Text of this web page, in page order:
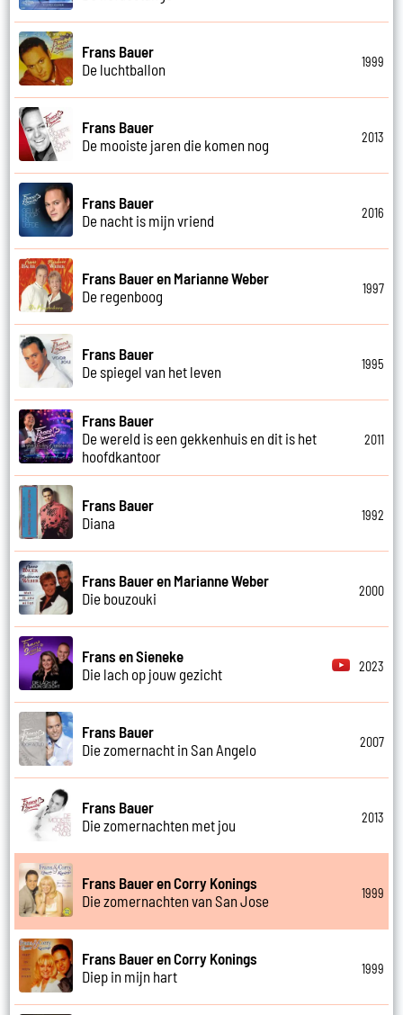
Frans Bauer
De luchtballon
1999
Frans Bauer
De mooiste jaren die komen nog
2013
Frans Bauer
De nacht is mijn vriend
2016
Frans Bauer en Marianne Weber
De regenboog
1997
Frans Bauer
De spiegel van het leven
1995
Frans Bauer
De wereld is een gekkenhuis en dit is het
hoofdkantoor
2011
Frans Bauer
Diana
1992
Frans Bauer en Marianne Weber
Die bouzouki
2000
Frans en Sieneke
Die lach op jouw gezicht
2023
Frans Bauer
Die zomernacht in San Angelo
2007
Frans Bauer
Die zomernachten met jou
2013
Frans Bauer en Corry Konings
Die zomernachten van San Jose
1999
Frans Bauer en Corry Konings
Diep in mijn hart
1999